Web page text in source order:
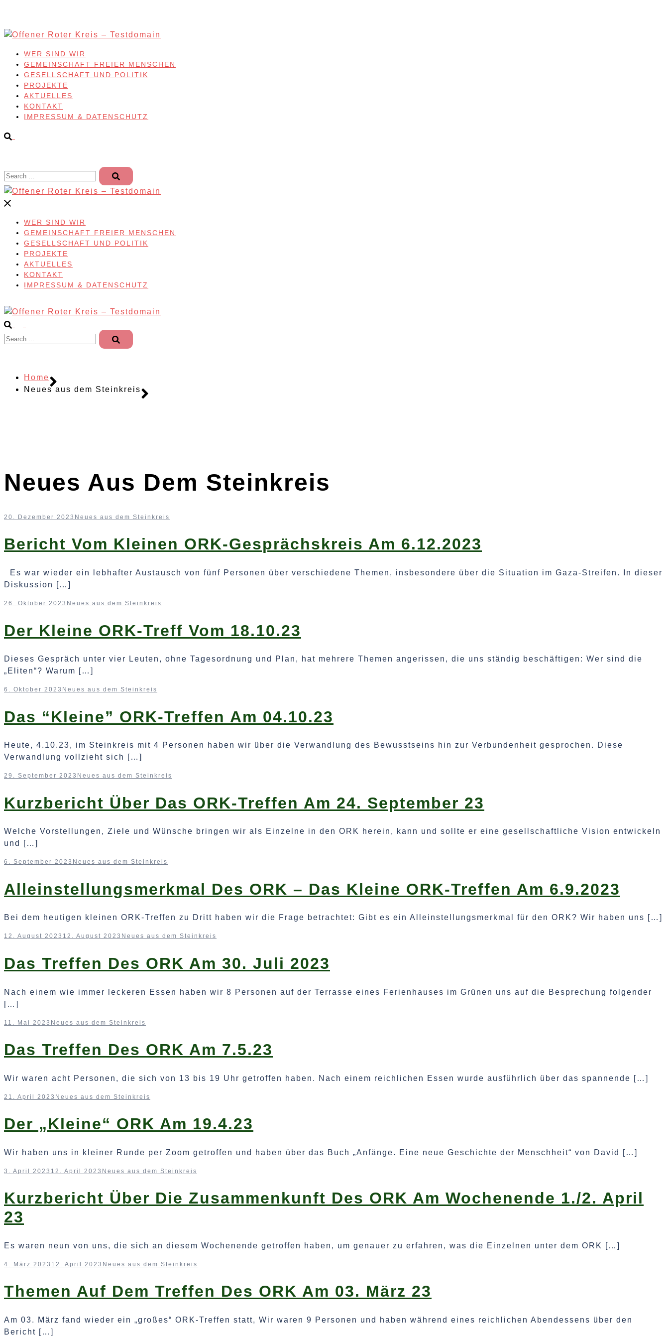
content
WER SIND WIR
GEMEINSCHAFT FREIER MENSCHEN
GESELLSCHAFT UND POLITIK
PROJEKTE
AKTUELLES
KONTAKT
IMPRESSUM & DATENSCHUTZ
Search…
WER SIND WIR
GEMEINSCHAFT FREIER MENSCHEN
GESELLSCHAFT UND POLITIK
PROJEKTE
AKTUELLES
KONTAKT
IMPRESSUM & DATENSCHUTZ
Search…
Home
Neues aus dem Steinkreis
Neues Aus Dem Steinkreis
20. Dezember 2023 Neues aus dem Steinkreis
Bericht Vom Kleinen ORK-Gesprächskreis Am 6.12.2023
Es war wieder ein lebhafter Austausch von fünf Personen über verschiedene Themen, insbesondere über die Situation im Gaza-Streifen. In dieser
Diskussion […]
26. Oktober 2023 Neues aus dem Steinkreis
Der Kleine ORK-Treff Vom 18.10.23
Dieses Gespräch unter vier Leuten, ohne Tagesordnung und Plan, hat mehrere Themen angerissen, die uns ständig beschäftigen: Wer sind die
„Eliten“? Warum […]
6. Oktober 2023 Neues aus dem Steinkreis
Das “kleine” ORK-Treffen Am 04.10.23
Heute, 4.10.23, im Steinkreis mit 4 Personen haben wir über die Verwandlung des Bewusstseins hin zur Verbundenheit gesprochen. Diese
Verwandlung vollzieht sich […]
29. September 2023 Neues aus dem Steinkreis
Kurzbericht Über Das ORK-Treffen Am 24. September 23
Welche Vorstellungen, Ziele und Wünsche bringen wir als Einzelne in den ORK herein, kann und sollte er eine gesellschaftliche Vision entwickeln
und […]
6. September 2023 Neues aus dem Steinkreis
Alleinstellungsmerkmal Des ORK – Das Kleine ORK-Treffen Am 6.9.2023
Bei dem heutigen kleinen ORK-Treffen zu Dritt haben wir die Frage betrachtet: Gibt es ein Alleinstellungsmerkmal für den ORK? Wir haben uns […]
12. August 2023 12. August 2023 Neues aus dem Steinkreis
Das Treffen Des ORK Am 30. Juli 2023
Nach einem wie immer leckeren Essen haben wir 8 Personen auf der Terrasse eines Ferienhauses im Grünen uns auf die Besprechung folgender
[…]
11. Mai 2023 Neues aus dem Steinkreis
Das Treffen Des ORK Am 7.5.23
Wir waren acht Personen, die sich von 13 bis 19 Uhr getroffen haben. Nach einem reichlichen Essen wurde ausführlich über das spannende […]
21. April 2023 Neues aus dem Steinkreis
Der „kleine“ ORK Am 19.4.23
Wir haben uns in kleiner Runde per Zoom getroffen und haben über das Buch „Anfänge. Eine neue Geschichte der Menschheit“ von David […]
3. April 2023 12. April 2023 Neues aus dem Steinkreis
Kurzbericht Über Die Zusammenkunft Des ORK Am Wochenende 1./2. April
23
Es waren neun von uns, die sich an diesem Wochenende getroffen haben, um genauer zu erfahren, was die Einzelnen unter dem ORK […]
4. März 2023 12. April 2023 Neues aus dem Steinkreis
Themen Auf Dem Treffen Des ORK Am 03. März 23
Am 03. März fand wieder ein „großes“ ORK-Treffen statt, Wir waren 9 Personen und haben während eines reichlichen Abendessens über den
Bericht […]